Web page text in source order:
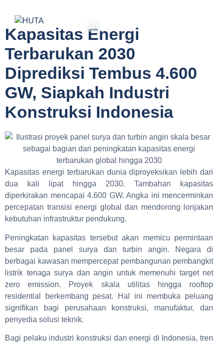
Kapasitas Energi
Terbarukan 2030
Diprediksi Tembus 4.600
GW, Siapkah Industri
Konstruksi Indonesia
Kapasitas energi terbarukan dunia diproyeksikan lebih dari
dua kali lipat hingga 2030. Tambahan kapasitas
diperkirakan mencapai 4.600 GW. Angka ini mencerminkan
percepatan transisi energi global dan mendorong lonjakan
kebutuhan infrastruktur pendukung.
Peningkatan kapasitas tersebut akan memicu permintaan
besar pada panel surya dan turbin angin. Negara di
berbagai kawasan mempercepat pembangunan pembangkit
listrik tenaga surya dan angin untuk memenuhi target net
zero emission. Proyek skala utilitas hingga rooftop
residential berkembang pesat. Hal ini membuka peluang
signifikan bagi perusahaan konstruksi, manufaktur, dan
penyedia solusi teknik.
Bagi pelaku industri konstruksi dan energi di Indonesia, tren